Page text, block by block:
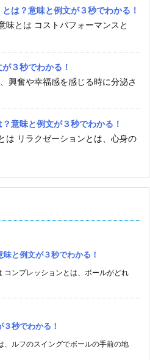
とは？意味と例文が３秒でわかる！
味とは コストパフォーマンスと
３秒でわかる！
興奮や幸福感を感じる時に分泌さ
意味と例文が３秒でわかる！
は リラクゼーションとは、心身の
味と例文が３秒でわかる！
コンプレッションとは、ボールがどれ
３秒でわかる！
、ルフのスイングでボールの手前の地